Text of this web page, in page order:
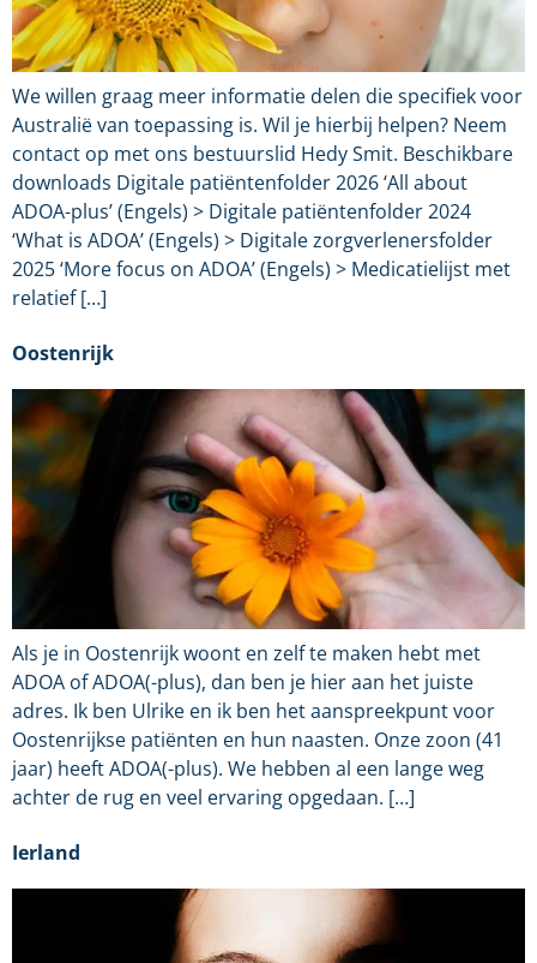
We willen graag meer informatie delen die specifiek voor
Australië van toepassing is. Wil je hierbij helpen? Neem
contact op met ons bestuurslid Hedy Smit. Beschikbare
downloads Digitale patiëntenfolder 2026 ‘All about
ADOA-plus’ (Engels) > Digitale patiëntenfolder 2024
‘What is ADOA’ (Engels) > Digitale zorgverlenersfolder
2025 ‘More focus on ADOA’ (Engels) > Medicatielijst met
relatief […]
Oostenrijk
Als je in Oostenrijk woont en zelf te maken hebt met
ADOA of ADOA(-plus), dan ben je hier aan het juiste
adres. Ik ben Ulrike en ik ben het aanspreekpunt voor
Oostenrijkse patiënten en hun naasten. Onze zoon (41
jaar) heeft ADOA(-plus). We hebben al een lange weg
achter de rug en veel ervaring opgedaan. […]
Ierland